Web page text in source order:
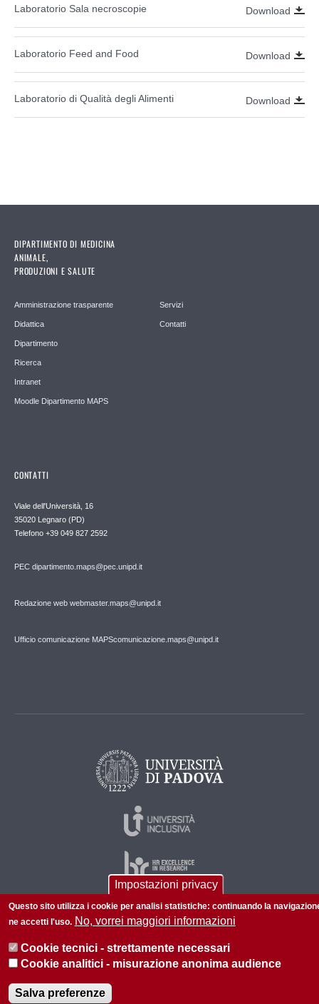
Laboratorio Sala necroscopie Download
Laboratorio Feed and Food Download
Laboratorio di Qualità degli Alimenti Download
DIPARTIMENTO DI MEDICINA
ANIMALE,
PRODUZIONI E SALUTE
Amministrazione trasparente
Didattica
Dipartimento
Ricerca
Intranet
Moodle Dipartimento MAPS
Servizi
Contatti
CONTATTI
Viale dell'Università, 16
35020 Legnaro (PD)
Telefono +39 049 827 2592
PEC dipartimento.maps@pec.unipd.it
Redazione web webmaster.maps@unipd.it
Ufficio comunicazione MAPScomunicazione.maps@unipd.it
© 2026 Università di Padova - Tutti i diritti riservati
P.I. 00742430283 C.F. 80006480281
Privacy policy Informazioni sul sito Mappa del sito
Impostazioni privacy
Questo sito utilizza i cookie per analisi statistiche: continuando la
ne accetti l'uso. No, vorrei maggiori informazioni
Cookie tecnici - strettamente necessari
Cookie analitici - misurazione anonima audience
Salva preferenze